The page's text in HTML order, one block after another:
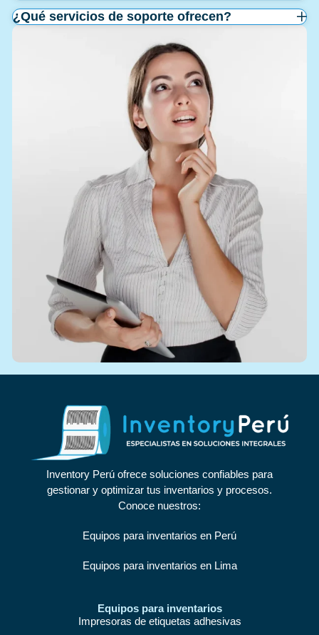
¿Qué servicios de soporte ofrecen?
Inventory Perú ofrece soluciones confiables para
gestionar y optimizar tus inventarios y procesos.
Conoce nuestros:
Equipos para inventarios en Perú
Equipos para inventarios en Lima
Equipos para inventarios
Impresoras de etiquetas adhesivas